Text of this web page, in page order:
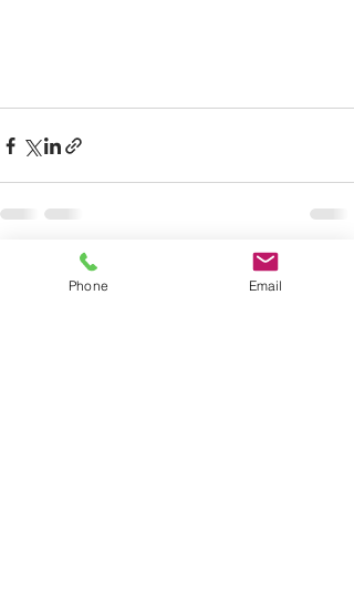
Aktuelle Beiträge Alle ansehen
Phone Email